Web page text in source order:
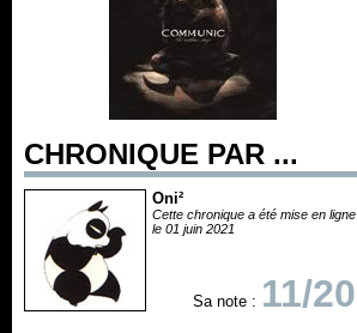
CHRONIQUE PAR ...
Oni²
Cette chronique a été mise en ligne
le 01 juin 2021
Sa note : 11/20